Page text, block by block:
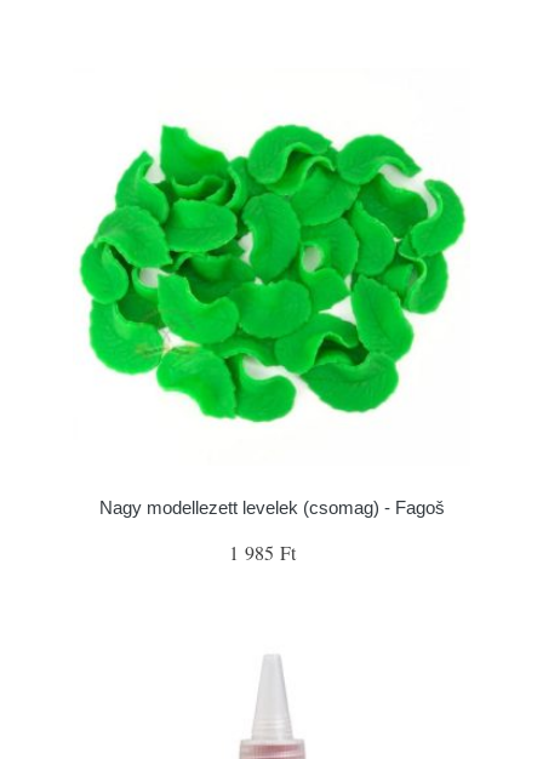
Nagy modellezett levelek (csomag) - Fagoš
1 985 Ft